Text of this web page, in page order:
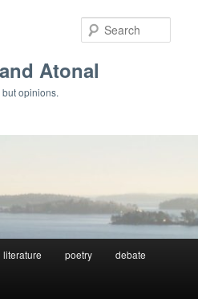
Atonal
opinions.
literature poetry debate